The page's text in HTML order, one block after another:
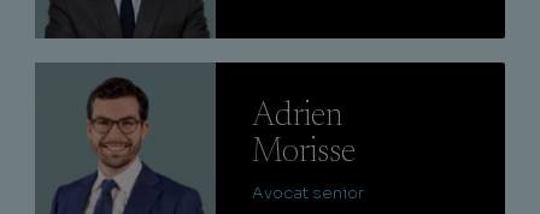
Adrien
Morisse
Avocat senior